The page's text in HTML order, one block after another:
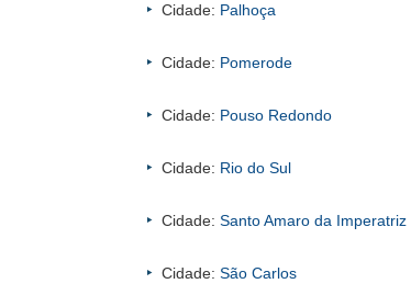
Cidade: Palhoça
Cidade: Pomerode
Cidade: Pouso Redondo
Cidade: Rio do Sul
Cidade: Santo Amaro da Imperatriz
Cidade: São Carlos